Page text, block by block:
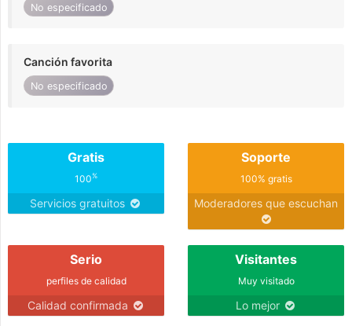
No especificado
Canción favorita
No especificado
Gratis
100%
Servicios gratuitos
Soporte
100% gratis
Moderadores que escuchan
Serio
perfiles de calidad
Calidad confirmada
Visitantes
Muy visitado
Lo mejor